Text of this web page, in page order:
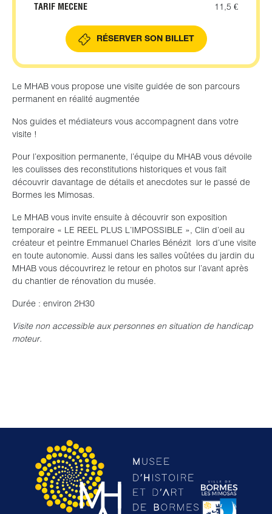
Le MHAB vous propose une visite guidée de son parcours
permanent en réalité augmentée
Nos guides et médiateurs vous accompagnent dans votre
visite !
Pour l’exposition permanente, l’équipe du MHAB vous dévoile
les coulisses des reconstitutions historiques et vous fait
découvrir davantage de détails et anecdotes sur le passé de
Bormes les Mimosas.
Le MHAB vous invite ensuite à découvrir son exposition
temporaire « LE REEL PLUS L’IMPOSSIBLE », Clin d’oeil au
créateur et peintre Emmanuel Charles Bénézit lors d’une visite
en toute autonomie. Aussi dans les salles voûtées du jardin du
MHAB vous découvrirez le retour en photos sur l’avant après
du chantier de rénovation du musée.
Durée : environ 2H30
Visite non accessible aux personnes en situation de handicap
moteur.
TARIF MECENE
11,5 €
RÉSERVER SON BILLET